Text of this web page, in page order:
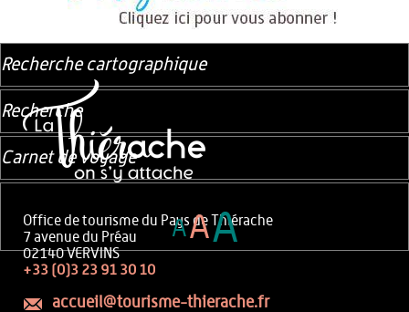
Office de tourisme du Pays de Thiérache
7 avenue du Préau
02140 VERVINS
+33 (0)3 23 91 30 10
accueil@tourisme-thierache.fr
Recherche cartographique
Recherche
Carnet de voyage
AAA